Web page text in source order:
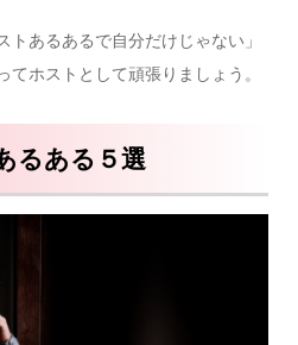
あるあるで自分だけじゃない」
ホストとして頑張りましょう。
るある５選